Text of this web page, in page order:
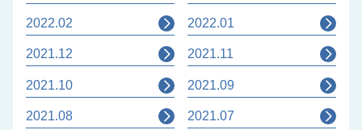
2022.02 2022.01
2021.12 2021.11
2021.10 2021.09
2021.08 2021.07